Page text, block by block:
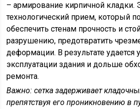
– армирование кирпичной кладки.
технологический прием, который
обеспечить стенам прочность и
разрушению, предотвратить
деформации. В результате удается
эксплуатации здания и дольше
ремонта.
Важно: сетка задерживает
препятствуя его проникновению в